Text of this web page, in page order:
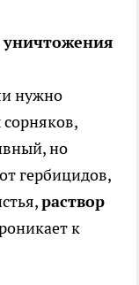
уничтожения
нужно
но
гербицидов,
раствор
к